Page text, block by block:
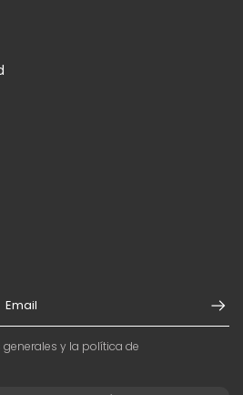
y la política de